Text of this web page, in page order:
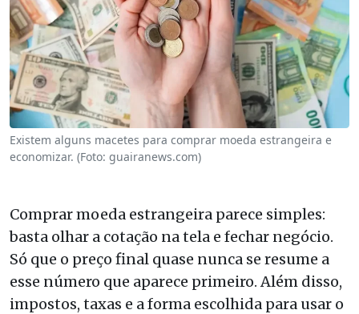
Existem alguns macetes para comprar moeda estrangeira e
economizar. (Foto: guairanews.com)
Comprar moeda estrangeira parece simples:
basta olhar a cotação na tela e fechar negócio.
Só que o preço final quase nunca se resume a
esse número que aparece primeiro. Além disso,
impostos, taxas e a forma escolhida para usar o